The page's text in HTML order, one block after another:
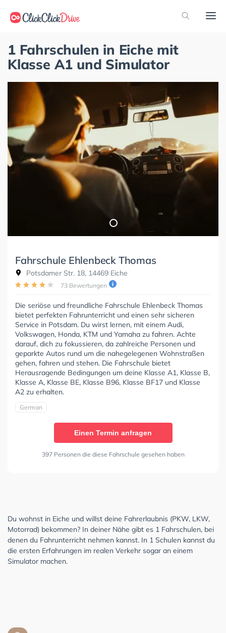
1 Fahrschulen in Eiche mit
Klasse A1 und Simulator
Fahrschule Ehlenbeck Thomas
Potsdamer Str. 18, 14469 Eiche
73 Bewertungen
Die seriöse und freundliche Fahrschule Ehlenbeck Thomas
bietet perfekten Fahrunterricht und einen sehr sicheren
Service in Potsdam. Du wirst lernen, mit einem Audi,
Volkswagen, Honda, KTM und Yamaha zu fahren. Achte
darauf, dich zu fokussieren, da zahlreiche Personen und
geparkte Autos rund um die nahegelegenen Wohnstraßen
gehen, fahren und stehen. Die Fahrschule bietet
Herausragende Bedingungen um deine Klasse A1, Klasse B,
Klasse A, Klasse BE, Klasse B96, Klasse BF17 und Klasse
A2 zu erhalten.
German
Einen Termin anfragen
397 Personen die diese Fahrschule gesehen haben
Du wohnst in Eiche und willst deine Fahrerlaubnis (PKW, LKW,
Motorrad) bekommen? In deiner Nähe gibt es 1 Fahrschulen, bei
denen du Fahrunterricht nehmen kannst. In 1 Schulen kannst du
die ersten Erfahrungen im realen Verkehr sogar an einem
Simulator machen.